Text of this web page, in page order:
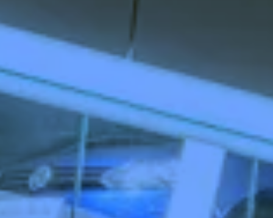
Zeer beperkt
Mininmaal nodig om content te kunnen tonen.
Beperkt
Voor website statistieken: om het gebruik van de
excap website te analyseren. We kunnen
bijvoorbeeld op basis van bezoekersstromen
achterhalen welke pagina’s populair zijn en
welke onderdelen in de website aangepast
moeten worden.
Standaard
Voor marketing doeleinden: om na te gaan of